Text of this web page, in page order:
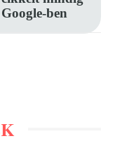
ben